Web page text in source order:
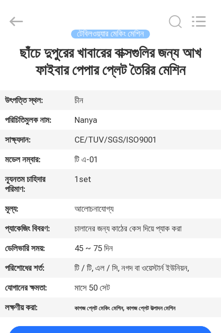
ভিডিও
VR
প্রদর্শন
আমাদের
সম্পর্কে
কারখানা
ভ্রমণ
মান
নিয়ন্ত্রণ
Equipment
Reserved.
টেবিলওয়্যার মেকিং মেশিন
ছাঁচে দুপুরের খাবারের বাক্সগুলির জন্য আখ
ফাইবার পেপার প্লেট তৈরির মেশিন
উৎপত্তি স্থল:
চীন
পরিচিতিমুলক নাম:
Nanya
সাক্ষ্যদান:
CE/TUV/SGS/ISO9001
মডেল নম্বার:
টি এ-01
ন্যূনতম চাহিদার
পরিমাণ:
1set
মূল্য:
আলোচনাযোগ্য
প্যাকেজিং বিবরণ:
চালানের জন্য কাঠের কেস দিয়ে প্যাক করা
ডেলিভারি সময়:
45 ~ 75 দিন
পরিশোধের শর্ত:
টি / টি, এল / সি, নগদ বা ওয়েস্টার্ন ইউনিয়ন,
যোগানের ক্ষমতা:
মাসে 50 সেট
লক্ষণীয় করা:
কাগজ প্লেট মেকিং মেশিন,কাগজ প্লেট উত্পাদন মেশিন